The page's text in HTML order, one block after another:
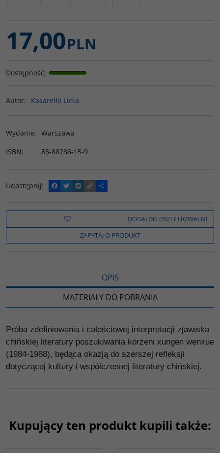
17,00PLN
Dostępność:
Autor: Kasarełło Lidia
Wydanie: Warszawa
ISBN: 83-88238-15-9
Udostępnij:
F
a
e
o
k
T
w
t
t
e
W
y
o
C
o
y
i
n
k
P
o
z
e
l
s
DODAJ DO PRZECHOWALNI
ZAPYTAJ O PRODUKT
OPIS
MATERIAŁY DO POBRANIA
Próba zdefiniowania i całościowej interpretacji zjawiska
chińskiej literatury poszukiwania korzeni xungen wenxue
(1984-1988), będąca okazją do szerszej refleksji
dotyczącej kultury i współczesnej literatury chińskiej.
Kupujący ten produkt kupili także: